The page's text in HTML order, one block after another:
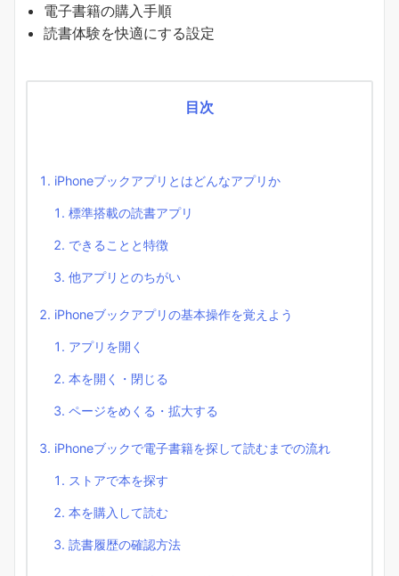
電子書籍の購入手順
読書体験を快適にする設定
目次
iPhoneブックアプリとはどんなアプリか
標準搭載の読書アプリ
できることと特徴
他アプリとのちがい
iPhoneブックアプリの基本操作を覚えよう
アプリを開く
本を開く・閉じる
ページをめくる・拡大する
iPhoneブックで電子書籍を探して読むまでの流れ
ストアで本を探す
本を購入して読む
読書履歴の確認方法